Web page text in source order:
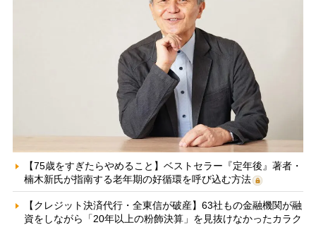
【75歳をすぎたらやめること】ベストセラー『定年後』著者・
楠木新氏が指南する老年期の好循環を呼び込む方法
【クレジット決済代行・全東信が破産】63社もの金融機関が融
資をしながら「20年以上の粉飾決算」を見抜けなかったカラク